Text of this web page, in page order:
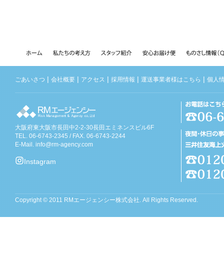
ごあいさつ | 会社概要 | アクセス | 採用情報 | 運送事業者様はこちら | 個人
大阪府東大阪市長田中2-2-30長田エミネンスビル6F
TEL. 06-6743-2345 / FAX. 06-6743-2244
E-Mail. info@rm-agency.com
Instagram
Copyright © 2011 RMエージェンシー株式会社. All Rights Reserved.